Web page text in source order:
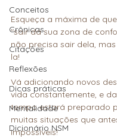
Conceitos
Crônicas
Citações
Reflexões
Dicas práticas
Mentalidade
Dicionário NSM
Esqueça a máxima de
"sair da sua zona de
não precisa sair dela,
la!
Vá adicionando novos
vida constantemente, e
tempo estará preparado
muitas situações que
impossíveis!